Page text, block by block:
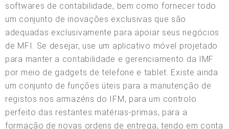
softwares de contabilidade, bem como fornecer todo
um conjunto de inovações exclusivas que são
adequadas exclusivamente para apoiar seus negócios
de MFI. Se desejar, use um aplicativo móvel projetado
para manter a contabilidade e gerenciamento da IMF
por meio de gadgets de telefone e tablet. Existe ainda
um conjunto de funções úteis para a manutenção de
registos nos armazéns do IFM, para um controlo
perfeito das restantes matérias-primas, para a
formação de novas ordens de entrega, tendo em conta